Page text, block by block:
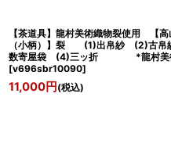
【茶道具】龍村美術織物裂使用 【高
（小柄）】裂 (1)出帛紗 (2)古
数寄屋袋 (4)三ッ折 *龍村美
[v696sbr10090]
11,000円 (税込)